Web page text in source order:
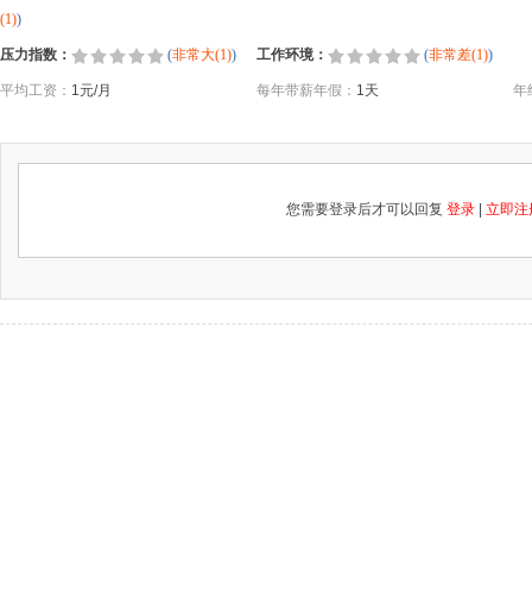
(1))
压力指数： (非常大(1)) 工作环境： (非常差(1))
平均工资： 1元/月 每年带薪年假： 1天 年
您需要登录后才可以回复 登录 立即注